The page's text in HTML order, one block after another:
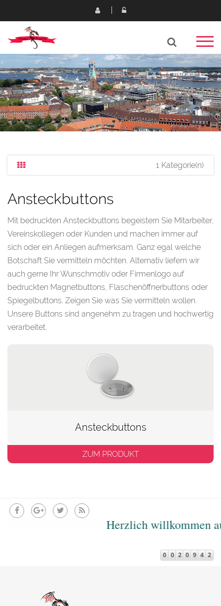
1 Kategorie(n)
Ansteckbuttons
Mit bedruckten Ansteckbuttons begeistern Sie Mitarbeiter,
Vereinskollegen oder Kunden und machen immer auf
sich oder ein Anliegen aufmerksam. Ganz egal welche
Botschaft Sie vermitteln möchten. Alternativ liefern wir
auch gerne Ihr Wunschmotiv oder Firmenlogo auf
bedruckten Magnetbuttons, Flaschenöffnerbuttons oder
Spiegelbuttons. Zeigen Sie was Sie vermitteln wollen.
Unsere Buttons sind angenehm zu tragen und hochwertig
verarbeitet.
Ansteckbuttons
ZUM PRODUKT
Herzlich willkommen